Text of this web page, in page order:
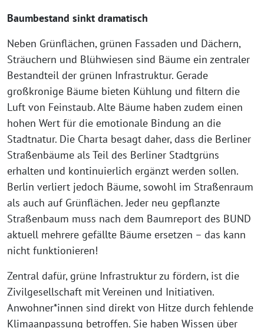
Baumbestand sinkt dramatisch
Neben Grünflächen, grünen Fassaden und Dächern,
Sträuchern und Blühwiesen sind Bäume ein zentraler
Bestandteil der grünen Infrastruktur. Gerade
großkronige Bäume bieten Kühlung und filtern die
Luft von Feinstaub. Alte Bäume haben zudem einen
hohen Wert für die emotionale Bindung an die
Stadtnatur. Die Charta besagt daher, dass die Berliner
Straßenbäume als Teil des Berliner Stadtgrüns
erhalten und kontinuierlich ergänzt werden sollen.
Berlin verliert jedoch Bäume, sowohl im Straßenraum
als auch auf Grünflächen. Jeder neu gepflanzte
Straßenbaum muss nach dem Baumreport des BUND
aktuell mehrere gefällte Bäume ersetzen – das kann
nicht funktionieren!
Zentral dafür, grüne Infrastruktur zu fördern, ist die
Zivilgesellschaft mit Vereinen und Initiativen.
Anwohner*innen sind direkt von Hitze durch fehlende
Klimaanpassung betroffen. Sie haben Wissen über